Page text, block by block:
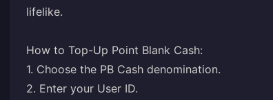
lifelike.
How to Top-Up Point Blank Cash:
1. Choose the PB Cash denomination.
2. Enter your User ID.